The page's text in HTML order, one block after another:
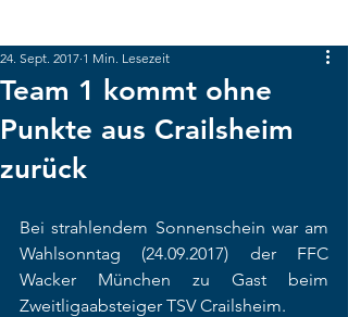
Team 1 kommt ohne
Punkte aus Crailsheim
zurück
24. Sept. 2017 1 Min. Lesezeit
Bei strahlendem Sonnenschein war am
Wahlsonntag (24.09.2017) der FFC
Wacker München zu Gast beim
Zweitligaabsteiger TSV Crailsheim.